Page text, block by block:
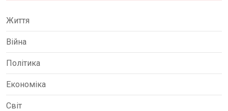
Життя
Війна
Політика
Економіка
Світ